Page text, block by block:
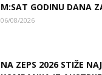
M:SAT GODINU DANA
06/08/2026
NA ZEPS 2026 STIŽE